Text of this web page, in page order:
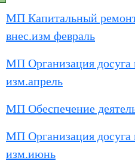
МП Капитальный
внес.изм февраль
МП Организация досуга
изм.апрель
МП Обеспечение
МП Организация досуга
изм.июнь